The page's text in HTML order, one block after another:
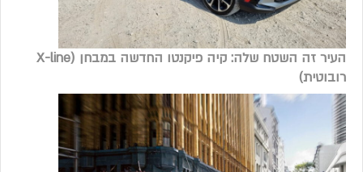
העיר זה השטח שלה: קיה פיקנטו החדשה במבחן (X-line
רובוטית)